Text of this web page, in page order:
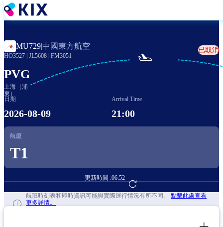
移
至
內
容
MU729|中國東方航空
HO3527 JL5608 FM3051
已取消
PVG
上海（浦
東）

日期
2026-08-09
Arrival Time
21:00
航廈
T1
更新時間 :06:52
前往航班預訂
航班時刻表和即時資訊可能與實際運行情況有所不同。 點擊此處查看
更多詳情。